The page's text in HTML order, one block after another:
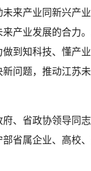
来产业同新兴产
产业发展的合力
到知科技、懂产
问题，推动江苏
、省政协领导同
省属企业、高校